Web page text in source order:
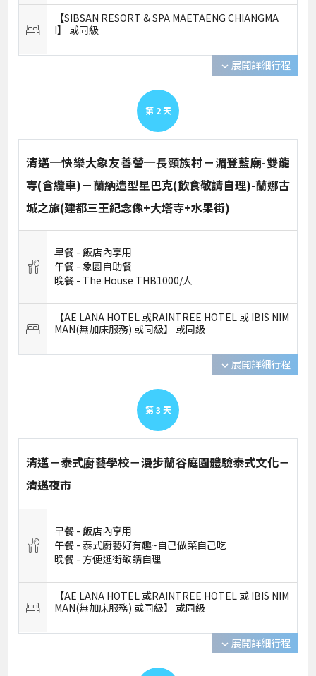
【SIBSAN RESORT & SPA MAETAENG CHIANGMA
I】 或同級
expand_more 展開詳細行程
第 2 天
清邁─快樂大象友善營─長頸族村－湄登藍廟-雙龍
寺(含纜車)－蘭納造型星巴克(飲食敬請自理)-蘭娜古
城之旅(建都三王紀念像+大塔寺+水果街)
早餐 -飯店內享用
午餐 -象園自助餐
晚餐 - The House THB1000/人
【AE LANA HOTEL 或RAINTREE HOTEL 或 IBIS NIM
MAN(無加床服務) 或同級】 或同級
expand_more 展開詳細行程
第 3 天
清邁－泰式廚藝學校－漫步蘭谷庭園體驗泰式文化－
清邁夜市
早餐 -飯店內享用
午餐 -泰式廚藝好有趣~自己做菜自己吃
晚餐 - 方便逛街敬請自理
【AE LANA HOTEL 或RAINTREE HOTEL 或 IBIS NIM
MAN(無加床服務) 或同級】 或同級
expand_more 展開詳細行程